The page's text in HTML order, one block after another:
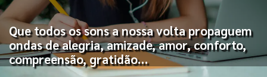
Que todos os sons a nossa volta propaguem
ondas de alegria, amizade, amor, conforto,
compreensão, gratidão…